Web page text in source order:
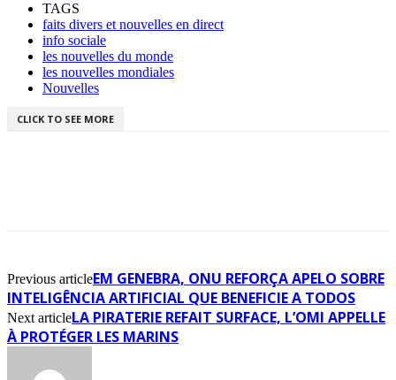
TAGS
faits divers et nouvelles en direct
info sociale
les nouvelles du monde
les nouvelles mondiales
Nouvelles
CLICK TO SEE MORE
Previous articleEM GENEBRA, ONU REFORÇA APELO SOBRE
INTELIGÊNCIA ARTIFICIAL QUE BENEFICIE A TODOS
Next articleLA PIRATERIE REFAIT SURFACE, L’OMI APPELLE
À PROTÉGER LES MARINS